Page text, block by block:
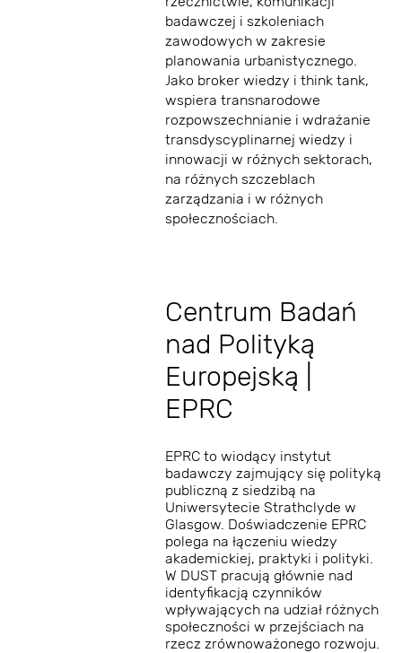
badawczej i szkoleniach
zawodowych w zakresie
planowania urbanistycznego.
Jako broker wiedzy i think tank,
wspiera transnarodowe
rozpowszechnianie i wdrażanie
transdyscyplinarnej wiedzy i
innowacji w różnych sektorach,
na różnych szczeblach
zarządzania i w różnych
społecznościach.
​Centrum Badań
nad Polityką
Europejską |
EPRC
EPRC to wiodący instytut
badawczy zajmujący się polityką
publiczną z siedzibą na
Uniwersytecie Strathclyde w
Glasgow. Doświadczenie EPRC
polega na łączeniu wiedzy
akademickiej, praktyki i polityki.
W DUST pracują głównie nad
identyfikacją czynników
wpływających na udział różnych
społeczności w przejściach na
rzecz zrównoważonego rozwoju.